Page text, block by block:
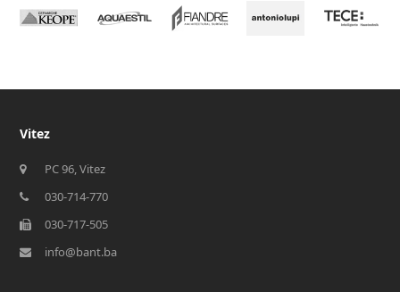
Vitez
PC 96, Vitez
030-714-770
030-717-505
info@bant.ba